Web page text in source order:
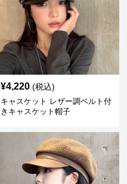
¥4,220 (税込)
キャスケット レザー調ベルト付
きキャスケット帽子